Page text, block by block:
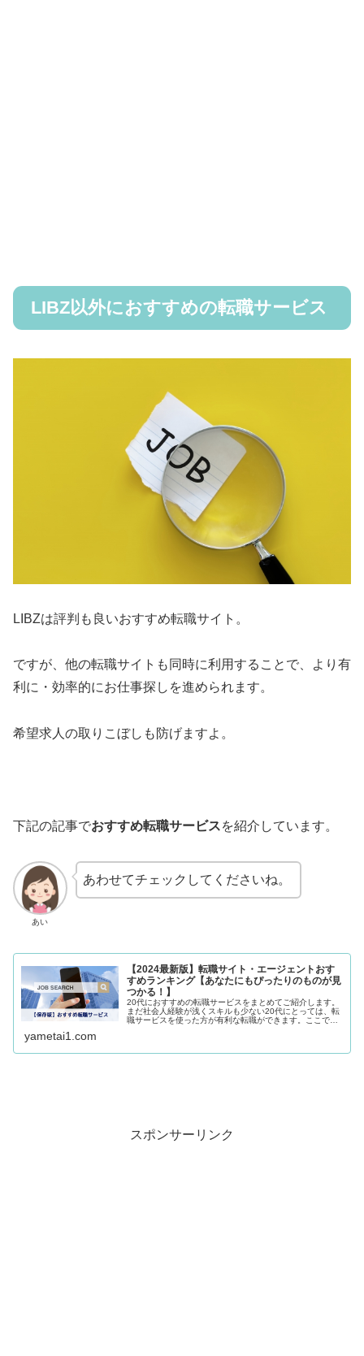
LIBZ以外におすすめの転職サービス
LIBZは評判も良いおすすめ転職サイト。
ですが、他の転職サイトも同時に利用することで、より有
利に・効率的にお仕事探しを進められます。
希望求人の取りこぼしも防げますよ。
下記の記事でおすすめ転職サービスを紹介しています。
あい
あわせてチェックしてくださいね。
【2024最新版】転職サイト・エージェントおす
すめランキング【あなたにもぴったりのものが見
つかる！】
20代におすすめの転職サービスをまとめてご紹介します。
まだ社会人経験が浅くスキルも少ない20代にとっては、転
職サービスを使った方が有利な転職ができます。ここで紹
yametai1.com
スポンサーリンク